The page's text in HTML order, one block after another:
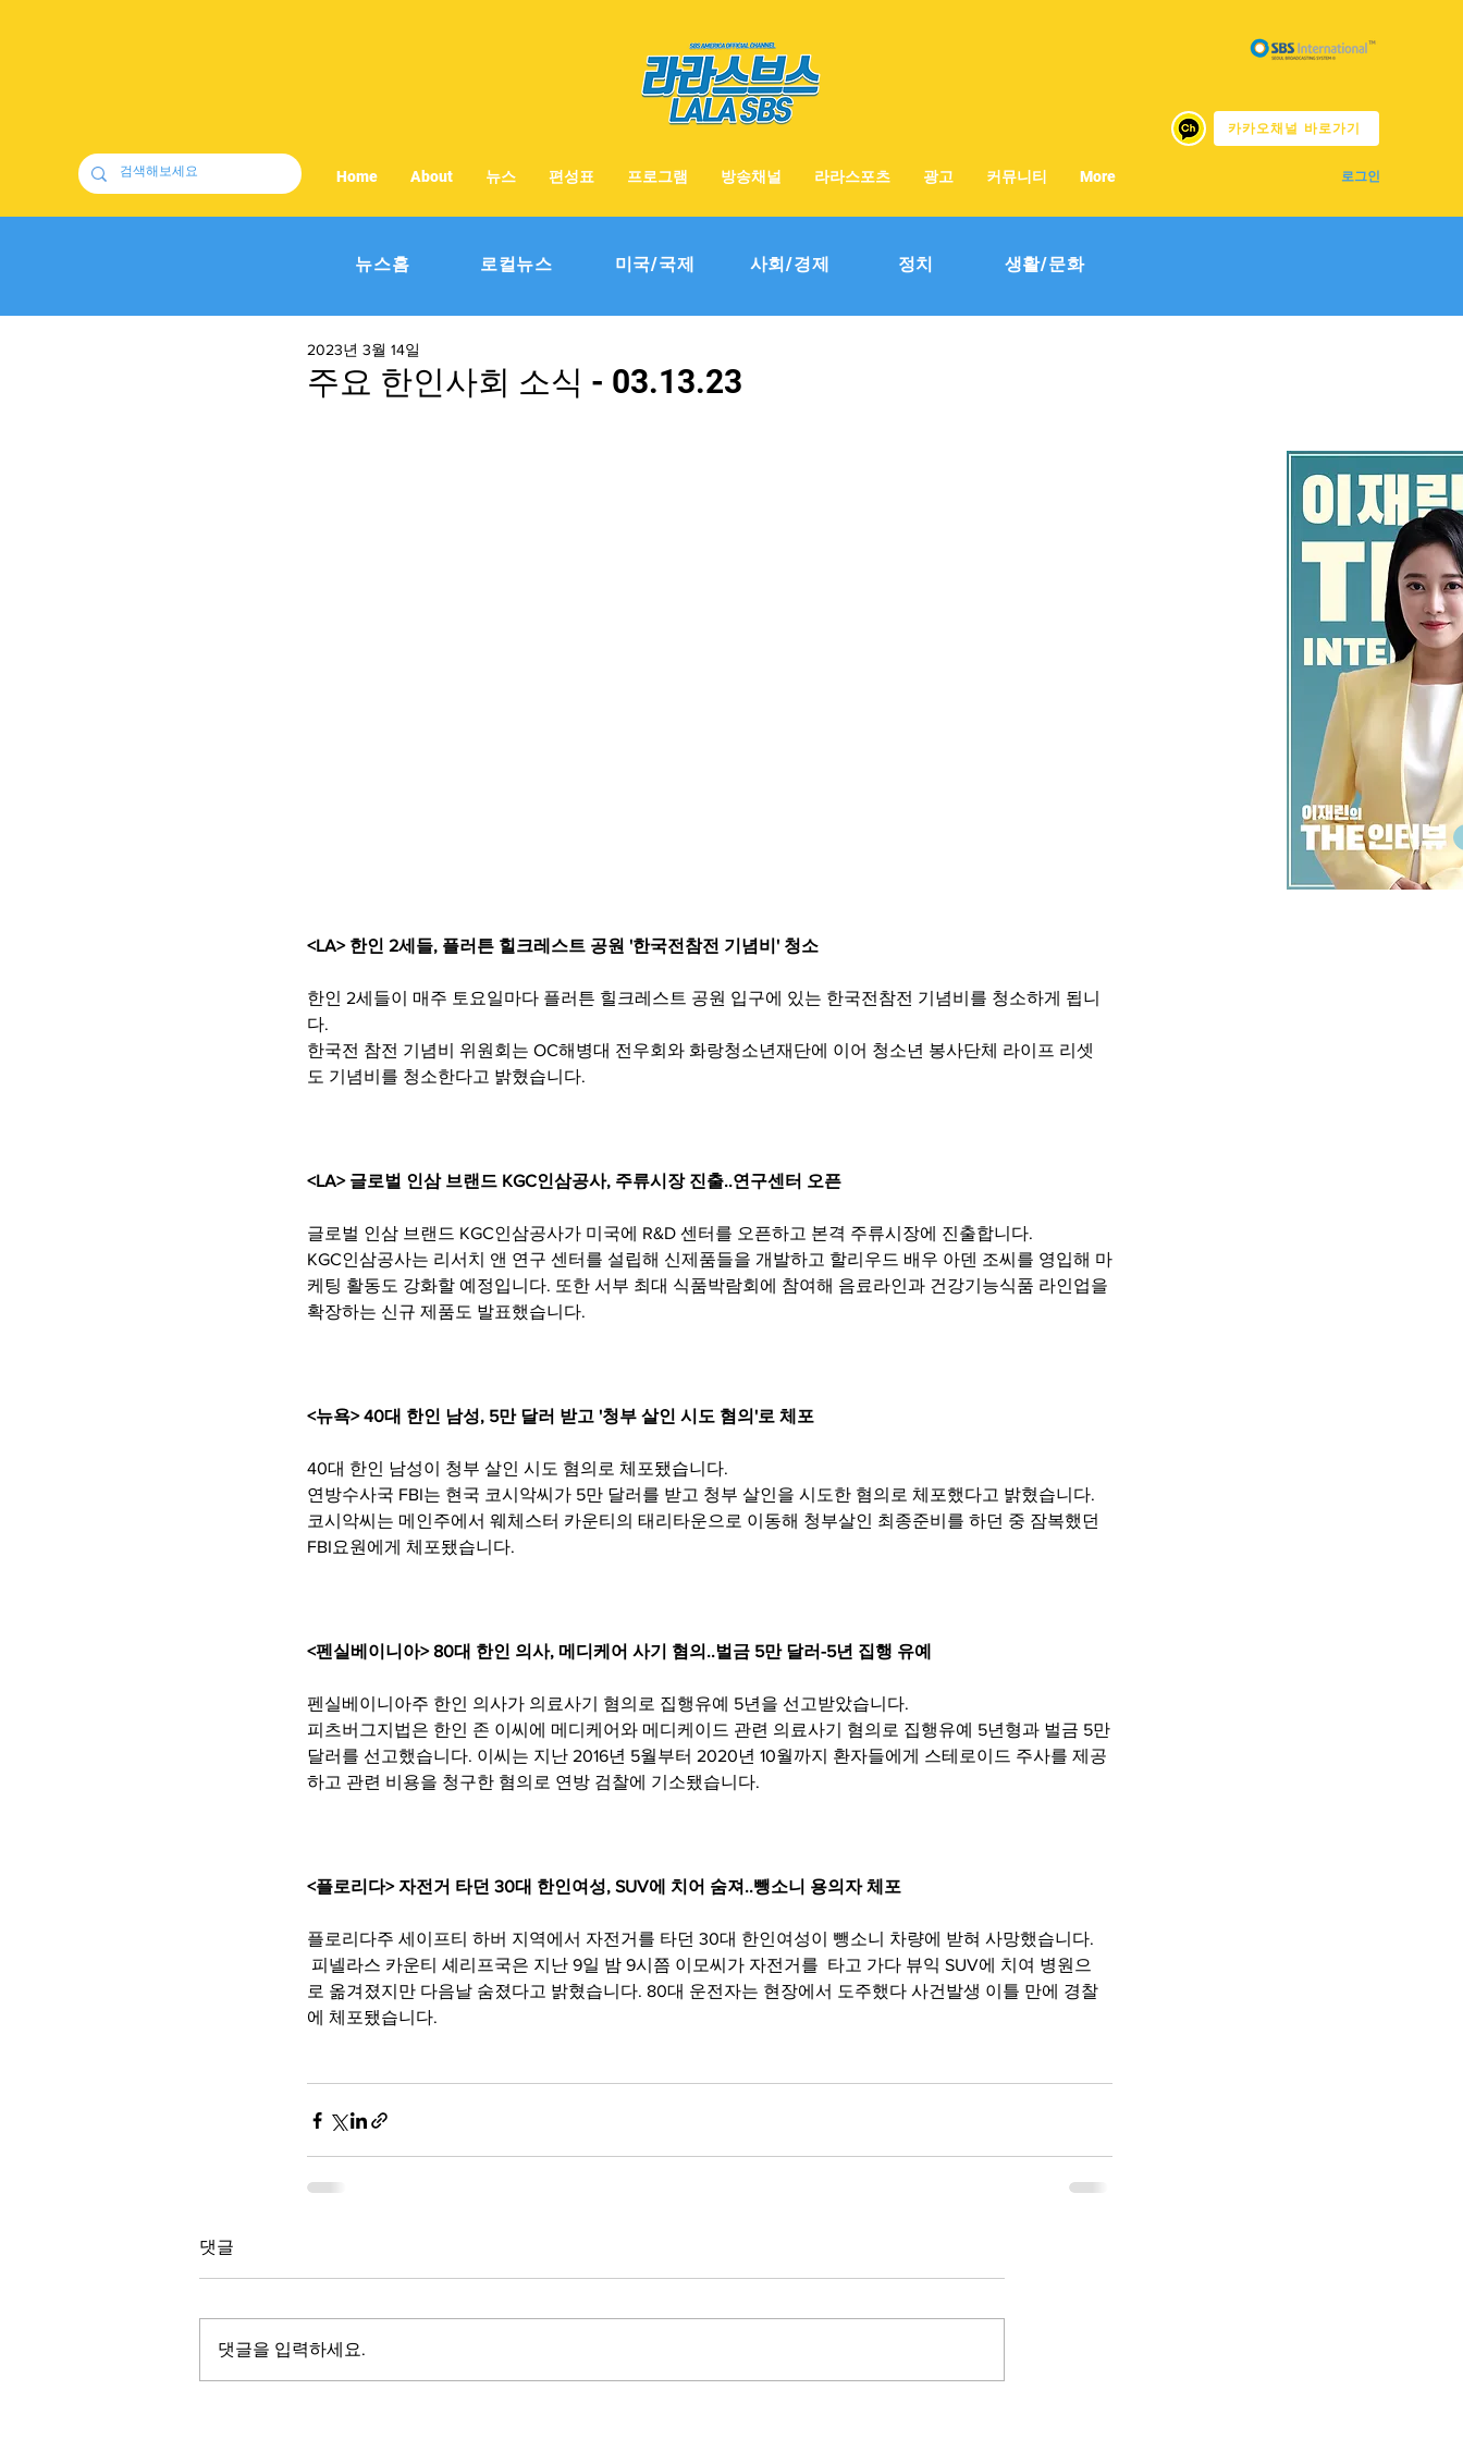
카카오채널 바로가기
로그인
Home About 뉴스 편성표 프로그램 방송채널 라라스포츠 광고 커뮤니티 More
뉴스홈 로컬뉴스 미국/국제 사회/경제 정치 생활/문화
주요 한인사회 소식 - 03.13.23
2023년 3월 14일
<LA> 한인 2세들, 플러튼 힐크레스트 공원 '한국전참전 기념비' 청소
한인 2세들이 매주 토요일마다 플러튼 힐크레스트 공원 입구에 있는 한국전참전 기념비를 청소하게 됩니
다.
한국전 참전 기념비 위원회는 OC해병대 전우회와 화랑청소년재단에 이어 청소년 봉사단체 라이프 리셋
도 기념비를 청소한다고 밝혔습니다.
<LA> 글로벌 인삼 브랜드 KGC인삼공사, 주류시장 진출..연구센터 오픈
글로벌 인삼 브랜드 KGC인삼공사가 미국에 R&D 센터를 오픈하고 본격 주류시장에 진출합니다.
KGC인삼공사는 리서치 앤 연구 센터를 설립해 신제품들을 개발하고 할리우드 배우 아덴 조씨를 영입해 마
케팅 활동도 강화할 예정입니다. 또한 서부 최대 식품박람회에 참여해 음료라인과 건강기능식품 라인업을
확장하는 신규 제품도 발표했습니다.
<뉴욕> 40대 한인 남성, 5만 달러 받고 '청부 살인 시도 혐의'로 체포
40대 한인 남성이 청부 살인 시도 혐의로 체포됐습니다.
연방수사국 FBI는 현국 코시악씨가 5만 달러를 받고 청부 살인을 시도한 혐의로 체포했다고 밝혔습니다.
코시악씨는 메인주에서 웨체스터 카운티의 태리타운으로 이동해 청부살인 최종준비를 하던 중 잠복했던
FBI요원에게 체포됐습니다.
<펜실베이니아> 80대 한인 의사, 메디케어 사기 혐의..벌금 5만 달러-5년 집행 유예
펜실베이니아주 한인 의사가 의료사기 혐의로 집행유예 5년을 선고받았습니다.
피츠버그지법은 한인 존 이씨에 메디케어와 메디케이드 관련 의료사기 혐의로 집행유예 5년형과 벌금 5만
달러를 선고했습니다. 이씨는 지난 2016년 5월부터 2020년 10월까지 환자들에게 스테로이드 주사를 제공
하고 관련 비용을 청구한 혐의로 연방 검찰에 기소됐습니다.
<플로리다> 자전거 타던 30대 한인여성, SUV에 치어 숨져..뺑소니 용의자 체포
플로리다주 세이프티 하버 지역에서 자전거를 타던 30대 한인여성이 뺑소니 차량에 받혀 사망했습니다.
로 옮겨졌지만 다음날 숨졌다고 밝혔습니다. 80대 운전자는 현장에서 도주했다 사건발생 이틀 만에 경찰
에 체포됐습니다.
댓글
댓글을 입력하세요.